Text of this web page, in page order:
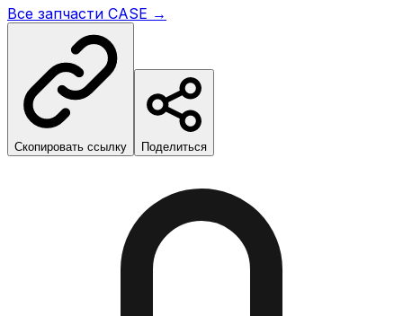
Все запчасти CASE →
Скопировать ссылку Поделиться